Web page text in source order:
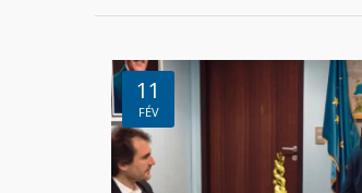
11
FÉV